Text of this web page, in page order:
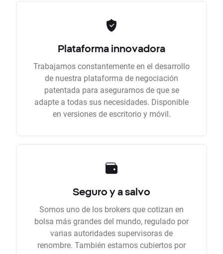
Plataforma innovadora
Trabajamos constantemente en el desarrollo
de nuestra plataforma de negociación
patentada para asegurarnos de que se
adapte a todas sus necesidades. Disponible
en versiones de escritorio y móvil.
Seguro y a salvo
Somos uno de los brokers que cotizan en
bolsa más grandes del mundo, regulado por
varias autoridades supervisoras de
renombre. También estamos cubiertos por